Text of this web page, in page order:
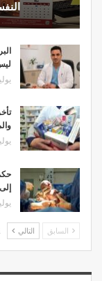
يوليو
يوليو
يوليو
السابق التالي